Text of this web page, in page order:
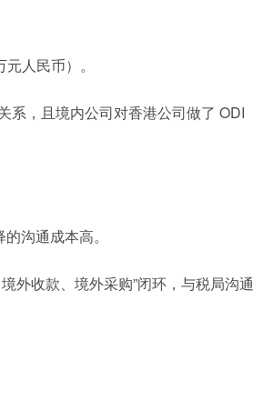
人民币）。
系，且境内公司对香港公司做了 ODI
沟通成本高。
外收款、境外采购”闭环，与税局沟通